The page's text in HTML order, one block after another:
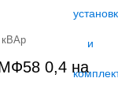
кВАр
0,4 на